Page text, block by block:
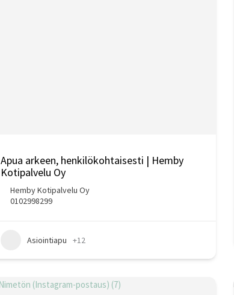
Apua arkeen, henkilökohtaisesti | Hemby
Kotipalvelu Oy
Hemby Kotipalvelu Oy
0102998299
Asiointiapu +12